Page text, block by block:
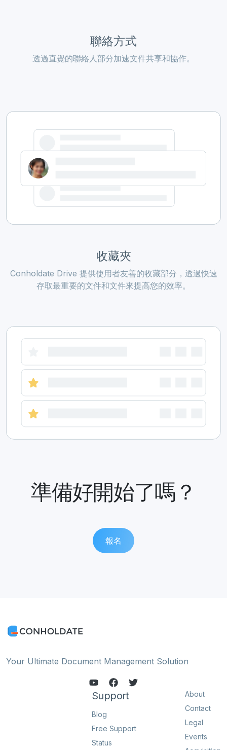
聯絡方式
透過直覺的聯絡人部分加速文件共享和協作。
收藏夾
Conholdate Drive 提供使用者友善的收藏部分，透過快速
存取最重要的文件和文件來提高您的效率。
準備好開始了嗎？
報名
Your Ultimate Document Management Solution
Support
Blog
Free Support
Status
About
Contact
Legal
Events